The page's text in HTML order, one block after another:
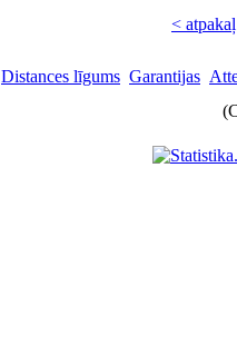
< atpakaļ
Distances līgums Garantijas